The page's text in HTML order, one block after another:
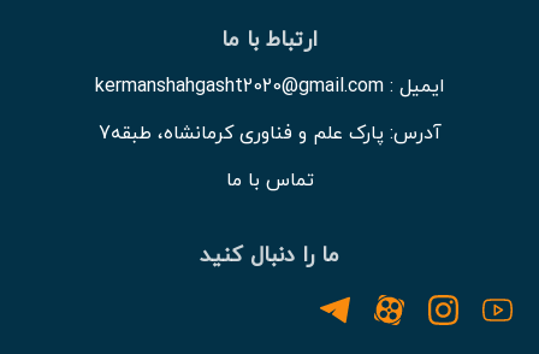
ارتباط با ما
ایمیل : kermanshahgasht2020@gmail.com
آدرس: پارک علم و فناوری کرمانشاه، طبقه7
تماس با ما
ما را دنبال کنید